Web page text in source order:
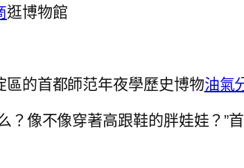
逛博物館
區的首都師范年夜學歷史博物油氣
？像不像穿著高跟鞋的胖娃娃？